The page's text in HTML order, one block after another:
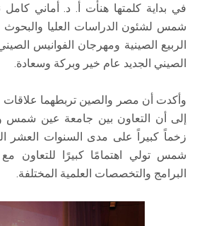
في بداية كلمتها هنأت أ. د. أماني
شمس لشئون الدراسات العليا والبحوث
الربيع الصينية ومهرجان الفوانيس
الصيني الجديد عام خير وبركة وسعادة.
وأكدت أن مصر والصين تربطهما
إلى أن التعاون بين جامعة عين شمس
زخماً كبيراً على مدى السنوات العشر
شمس تولي اهتمامًا كبيرًا للتعاون
البرامج والتخصصات العلمية المختلفة.